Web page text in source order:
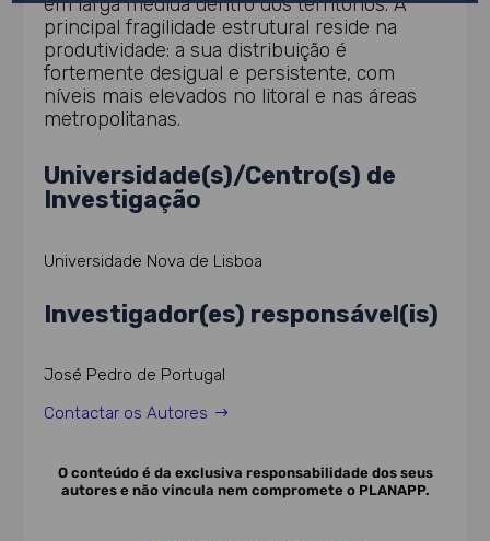
principal fragilidade estrutural reside na
produtividade: a sua distribuição é
fortemente desigual e persistente, com
níveis mais elevados no litoral e nas áreas
metropolitanas.
Universidade(s)/Centro(s) de
Investigação
Universidade Nova de Lisboa
Investigador(es) responsável(is)
José Pedro de Portugal
Contactar os Autores
O conteúdo é da exclusiva responsabilidade dos seus
autores e não vincula nem compromete o PLANAPP.